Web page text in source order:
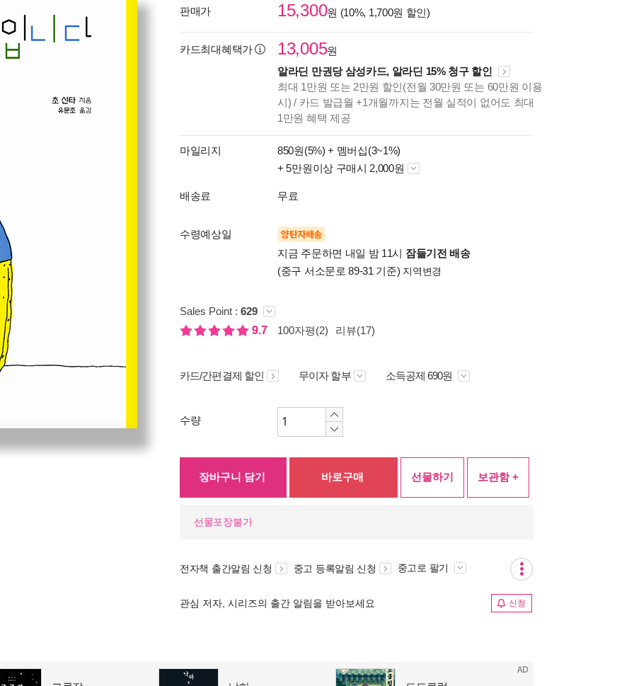
판매가
15,300원 (10%, 1,700원 할인)
카드최대혜택가 13,005원
알라딘 만권당 삼성카드, 알라딘 15% 청구 할인
최대 1만원 또는 2만원 할인(전월 30만원 또는 60만원 이용
시) / 카드 발급월 +1개월까지는 전월 실적이 없어도 최대
1만원 혜택 제공
마일리지 850원(5%) + 멤버십(3~1%)
+ 5만원이상 구매시 2,000원
배송료 무료
수령예상일 양탄자배송
지금 주문하면 내일 밤 11시 잠들기전 배송
(중구 서소문로 89-31 기준) 지역변경
Sales Point : 629
9.7
100자평(2) 리뷰(17)
카드/간편결제 할인 무이자 할부 소득공제 690원
수량
장바구니 담기 바로구매 선물하기 보관함 +
선물포장불가
전자책 출간알림 신청 중고 등록알림 신청 중고로 팔기
관심 저자, 시리즈의 출간 알림을 받아보세요 신청